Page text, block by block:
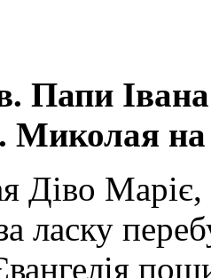
Папи
Миколая на
Діво
ласку